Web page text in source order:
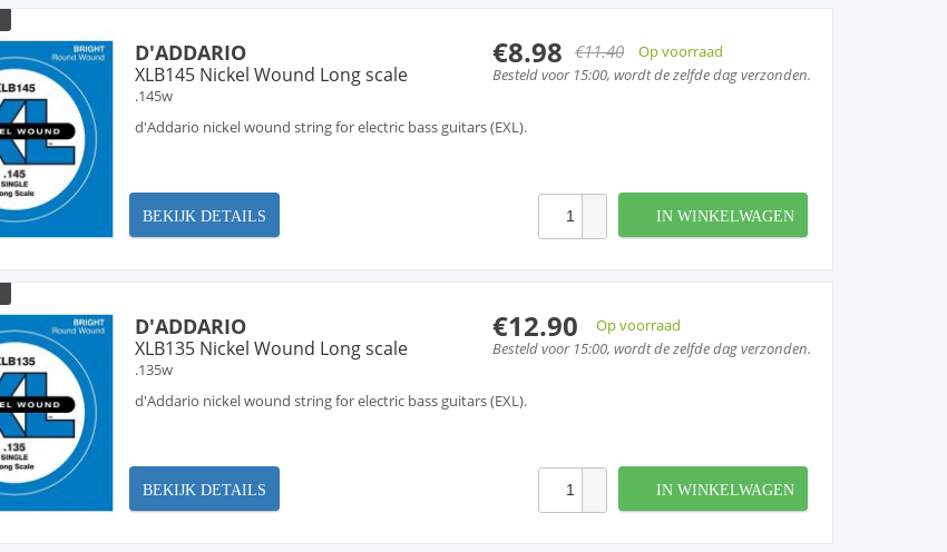
€8.98 €11.40
Op voorraad
Besteld voor 15:00, wordt de zelfde dag verzonden.
D'ADDARIO
XLB145 Nickel Wound Long scale
.145w
d'Addario nickel wound string for electric bass guitars (EXL).
BEKIJK DETAILS IN WINKELWAGEN
€12.90
Op voorraad
Besteld voor 15:00, wordt de zelfde dag verzonden.
D'ADDARIO
XLB135 Nickel Wound Long scale
.135w
d'Addario nickel wound string for electric bass guitars (EXL).
BEKIJK DETAILS IN WINKELWAGEN